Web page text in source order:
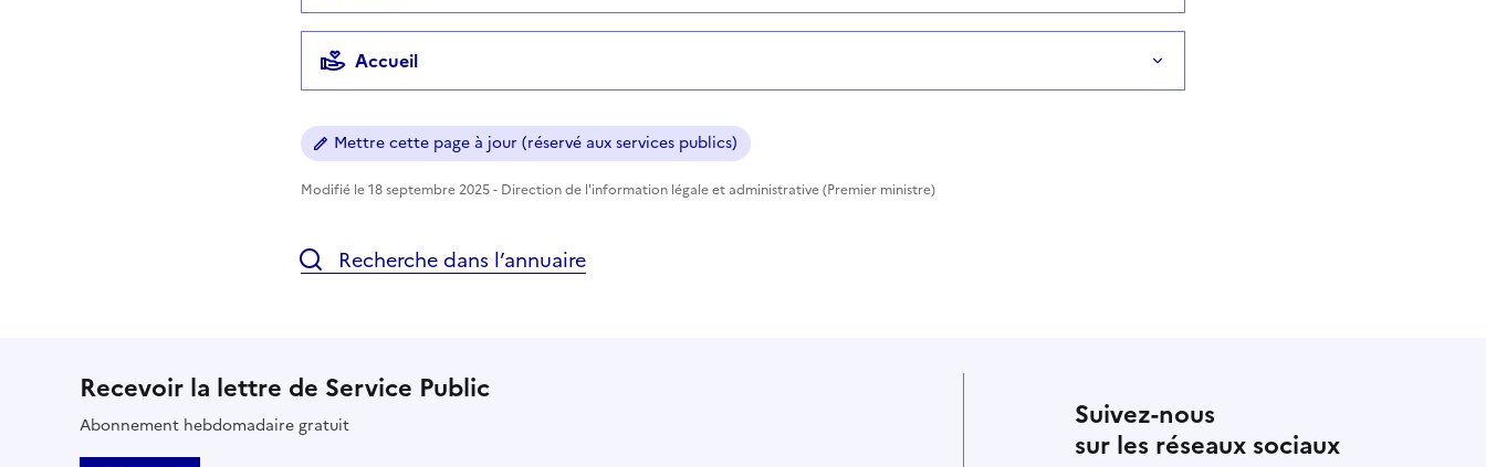
Accueil
Mettre cette page à jour (réservé aux services publics)
Modifié le 18 septembre 2025 - Direction de l'information légale et administrative (Premier ministre)
Recherche dans l’annuaire
Recevoir la lettre de Service Public
Abonnement hebdomadaire gratuit
Suivez-nous
sur les réseaux sociaux